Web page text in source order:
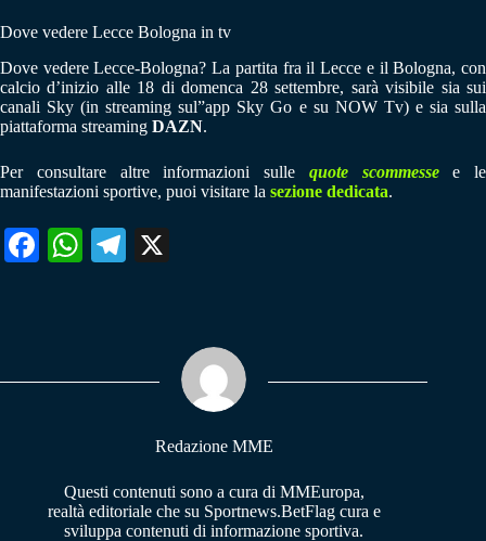
Dove vedere Lecce Bologna in tv
Dove vedere Lecce-Bologna? La partita fra il Lecce e il Bologna, con
calcio d’inizio alle 18 di domenca 28 settembre, sarà visibile sia sui
canali Sky (in streaming sul”app Sky Go e su NOW Tv) e sia sulla
piattaforma streaming DAZN.
Per consultare altre informazioni sulle quote scommessee le
manifestazioni sportive, puoi visitare la sezione dedicata.
Fa W
pp
Te
m
Redazione MME
Questi contenuti sono a cura di MMEuropa,
realtà editoriale che su Sportnews.BetFlag cura e
sviluppa contenuti di informazione sportiva.